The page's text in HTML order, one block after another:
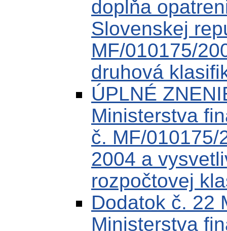
dopĺňa
Slovenskej
MF/010175/
druhová
ÚPLNÉ
Ministerstva
č. MF/010175/
2004 a
rozpočtovej
Dodatok č. 22
Ministerstva